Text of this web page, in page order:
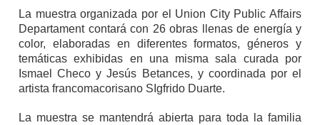
La muestra organizada por el Union City Public Affairs
Departament contará con 26 obras llenas de energía y
color, elaboradas en diferentes formatos, géneros y
temáticas exhibidas en una misma sala curada por
Ismael Checo y Jesús Betances, y coordinada por el
artista francomacorisano SIgfrido Duarte.
La muestra se mantendrá abierta para toda la familia